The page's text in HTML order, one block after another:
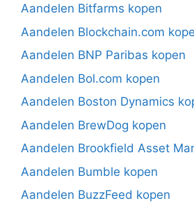
Aandelen Bitfarms kopen
Aandelen Blockchain.com
Aandelen BNP Paribas kopen
Aandelen Bol.com kopen
Aandelen Boston Dynamics
Aandelen BrewDog kopen
Aandelen Brookfield Asset
Aandelen Bumble kopen
Aandelen BuzzFeed kopen